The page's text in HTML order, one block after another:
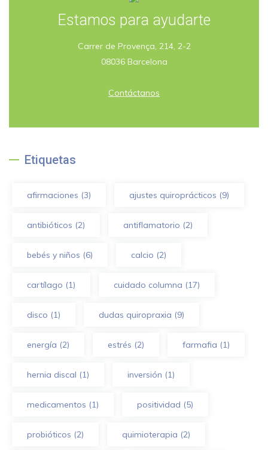
Estamos para ayudarte
Carrer de Provença, 214, 2-2
08036 Barcelona
Contáctanos
Etiquetas
afirmaciones (3) ajustes quiroprácticos (9)
antibióticos (2) antiflamatorio (2)
bebés y niños (6) calcio (2)
cartílago (1) cuidado columna (17)
disco (1) dudas quiropraxia (9)
energía (2) estrés (2) farmafia (1)
hernia discal (1) inversión (1)
medicamentos (1) positividad (5)
probióticos (2) quimioterapia (2)